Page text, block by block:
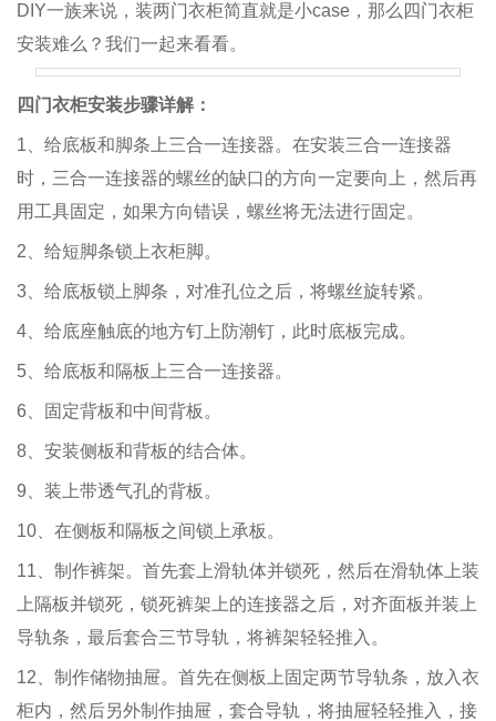
DIY一族来说，装两门衣柜简直就是小case，那么四门衣柜
安装难么？我们一起来看看。
四门衣柜安装步骤详解：
1、给底板和脚条上三合一连接器。在安装三合一连接器
时，三合一连接器的螺丝的缺口的方向一定要向上，然后再
用工具固定，如果方向错误，螺丝将无法进行固定。
2、给短脚条锁上衣柜脚。
3、给底板锁上脚条，对准孔位之后，将螺丝旋转紧。
4、给底座触底的地方钉上防潮钉，此时底板完成。
5、给底板和隔板上三合一连接器。
6、固定背板和中间背板。
8、安装侧板和背板的结合体。
9、装上带透气孔的背板。
10、在侧板和隔板之间锁上承板。
11、制作裤架。首先套上滑轨体并锁死，然后在滑轨体上装
上隔板并锁死，锁死裤架上的连接器之后，对齐面板并装上
导轨条，最后套合三节导轨，将裤架轻轻推入。
12、制作储物抽屉。首先在侧板上固定两节导轨条，放入衣
柜内，然后另外制作抽屉，套合导轨，将抽屉轻轻推入，接